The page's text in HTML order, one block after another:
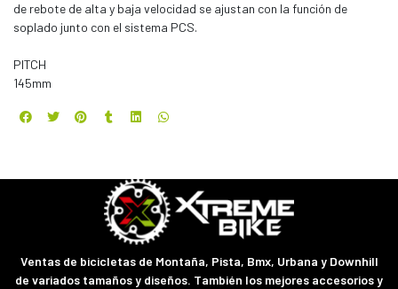
de rebote de alta y baja velocidad se ajustan con la función de
soplado junto con el sistema PCS.
PITCH
145mm
Ventas de bicicletas de Montaña, Pista, Bmx, Urbana y Downhill
de variados tamaños y diseños. También los mejores accesorios y